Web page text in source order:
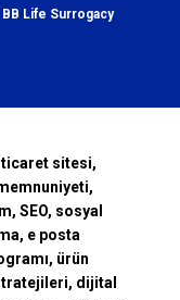
BB Life Surrogacy